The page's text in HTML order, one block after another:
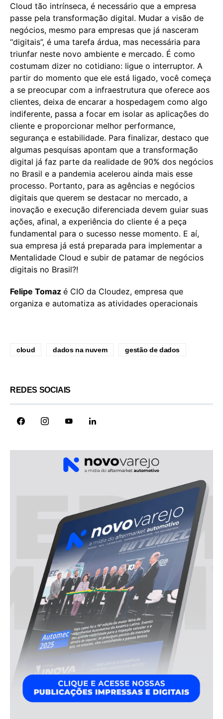
Cloud tão intrínseca, é necessário que a empresa
passe pela transformação digital. Mudar a visão de
negócios, mesmo para empresas que já nasceram
“digitais”, é uma tarefa árdua, mas necessária para
triunfar neste novo ambiente e mercado. É como
costumam dizer no cotidiano: ligue o interruptor. A
partir do momento que ele está ligado, você começa
a se preocupar com a infraestrutura que oferece aos
clientes, deixa de encarar a hospedagem como algo
indiferente, passa a focar em isolar as aplicações do
cliente e proporcionar melhor performance,
segurança e estabilidade. Para finalizar, destaco que
algumas pesquisas apontam que a transformação
digital já faz parte da realidade de 90% dos negócios
no Brasil e a pandemia acelerou ainda mais esse
processo. Portanto, para as agências e negócios
digitais que querem se destacar no mercado, a
inovação e execução diferenciada devem guiar suas
ações, afinal, a experiência do cliente é a peça
fundamental para o sucesso nesse momento. E aí,
sua empresa já está preparada para implementar a
Mentalidade Cloud e subir de patamar de negócios
digitais no Brasil?!
Felipe Tomaz é CIO da Cloudez, empresa que
organiza e automatiza as atividades operacionais
cloud dados na nuvem gestão de dados
REDES SOCIAIS